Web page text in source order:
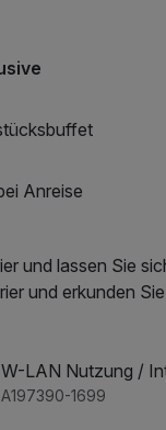
Anreise
und lassen Sie
und erkunden
LAN Nutzung /
1699